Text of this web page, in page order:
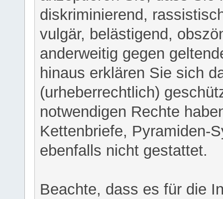
diskriminierend,
vulgär, belästigend,
anderweitig gegen
hinaus erklären Sie sich
(urheberrechtlich)
notwendigen Rechte
Kettenbriefe, Pyramiden-
ebenfalls nicht gestattet.
Beachte, dass es für die